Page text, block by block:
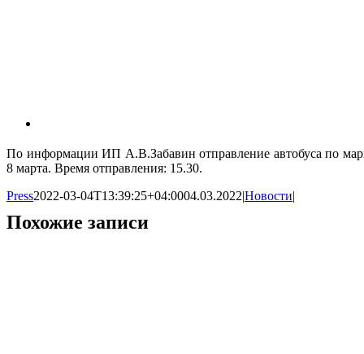
По информации ИП А.В.Забавин отправление автобуса по
8 марта. Время отправления: 15.30.
Press2022-03-04T13:39:25+04:0004.03.2022|Новости|
Похожие записи